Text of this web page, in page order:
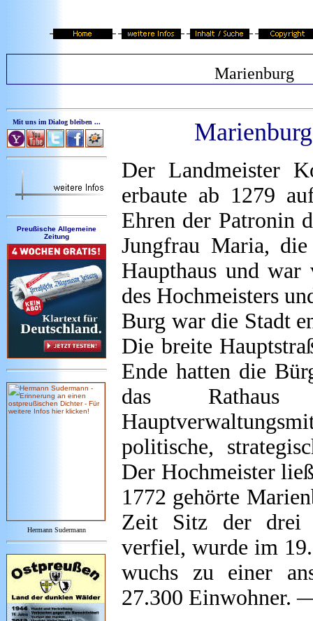
Marienburg
Mit uns im Dialog bleiben ...
Preußische Allgemeine
Zeitung
Hermann Sudermann
Der Landmeister
erbaute ab 1279
Ehren der Patronin
Jungfrau Maria,
Haupthaus und
des Hochmeisters
Burg war die Stadt
Die breite
Ende hatten die
das
politische,
Der Hochmeister
1772 gehörte
Zeit Sitz der drei
verfiel, wurde im
wuchs zu einer
27.300 Einwohner.